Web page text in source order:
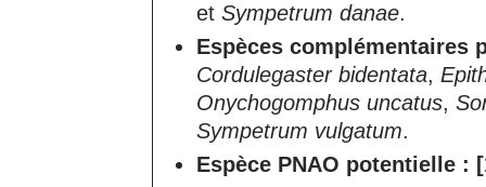
et Sympetrum danae.
Espèces complémentaires
Cordulegaster bidentata,
Onychogomphus uncatus,
Sympetrum vulgatum.
Espèce PNAO potentielle :